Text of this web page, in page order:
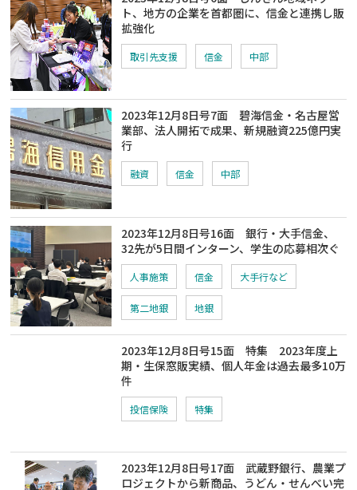
ト、地方の企業を首都圏に、信金と連携し販
拡強化
取引先支援 信金 中部
2023年12月8日号7面 碧海信金・名古屋営
業部、法人開拓で成果、新規融資225億円実
行
融資 信金 中部
2023年12月8日号16面 銀行・大手信金、
32先が5日間インターン、学生の応募相次ぐ
人事施策 信金 大手行など
第二地銀 地銀
2023年12月8日号15面 特集 2023年度上
期・生保窓販実績、個人年金は過去最多10万
件
投信保険 特集
2023年12月8日号17面 武蔵野銀行、農業プ
ロジェクトから新商品、うどん・せんべい完